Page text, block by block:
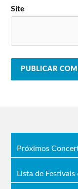
Site
Próximos
Lista de Festivais